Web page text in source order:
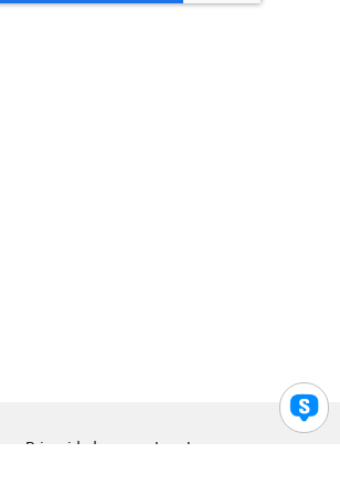
Privacidad Legal